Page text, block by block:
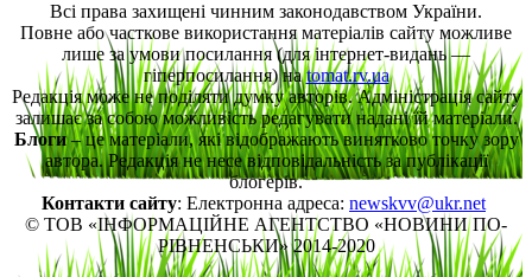
Всі права захищені чинним законодавством України.
Повне або часткове використання матеріалів сайту можливе
лише за умови посилання (для інтернет-видань —
гіперпосилання) наtomat.rv.ua
Редакція може не поділяти думку авторів. Адміністрація сайту
залишає за собою можливість редагувати надані їй матеріали.
Блоги– це матеріали, які відображають винятково точку зору
автора. Редакція не несе відповідальність за публікації
блогерів.
Контакти сайту: Електронна адреса: newskvv@ukr.net
© ТОВ «ІНФОРМАЦІЙНЕ АГЕНТСТВО «НОВИНИ ПО-
РІВНЕНСЬКИ» 2014-2020